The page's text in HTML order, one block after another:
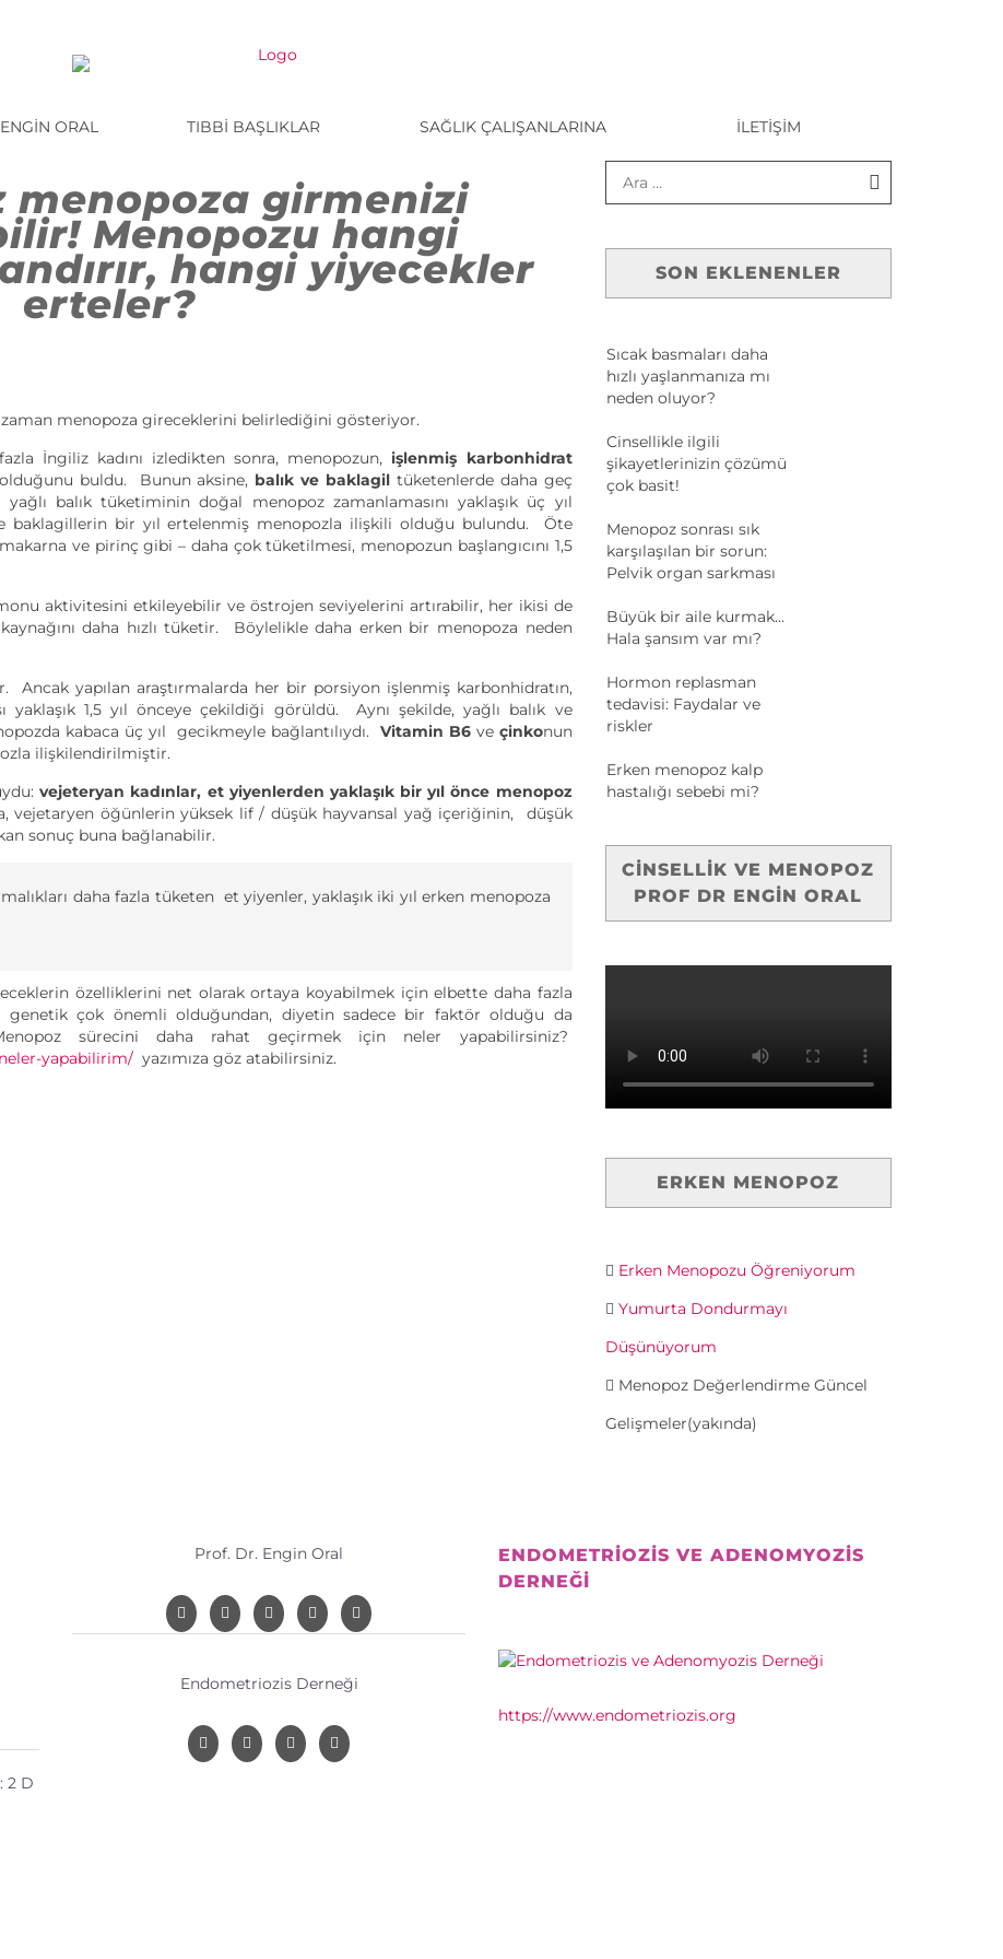
ORAL TIBBI BAŞLIKLAR SAĞLIK ÇALIŞANLARINA İLETIŞIM
menopoza girmenizi
Menopozu hangi
hangi yiyecekler
erteler?
zaman menopoza gireceklerini belirlediğini gösteriyor.
İngiliz kadını izledikten sonra, menopozun, işlenmiş karbonhidrat
buldu. Bunun aksine, balık ve baklagiltüketenlerde daha geç
balık tüketiminin doğal menopoz zamanlamasını yaklaşık üç yıl
baklagillerin bir yıl ertelenmiş menopozla ilişkili olduğu bulundu. Öte
ve pirinç gibi – daha çok tüketilmesi, menopozun başlangıcını 1,5
aktivitesini etkileyebilir ve östrojen seviyelerini artırabilir, her ikisi de
daha hızlı tüketir. Böylelikle daha erken bir menopoza neden
Ancak yapılan araştırmalarda her bir porsiyon işlenmiş karbonhidratın,
1,5 yıl önceye çekildiği görüldü. Aynı şekilde, yağlı balık ve
kabaca üç yıl gecikmeyle bağlantılıydı. Vitamin B6ve çinkonun
ilişkilendirilmiştir.
vejeteryan kadınlar, et yiyenlerden yaklaşık bir yıl önce menopoz
vejetaryen öğünlerin yüksek lif / düşük hayvansal yağ içeriğinin, düşük
sonuç buna bağlanabilir.
daha fazla tüketen et yiyenler, yaklaşık iki yıl erken menopoza
özelliklerini net olarak ortaya koyabilmek için elbette daha fazla
genetik çok önemli olduğundan, diyetin sadece bir faktör olduğu da
sürecini daha rahat geçirmek için neler yapabilirsiniz?
yapabilirim/ yazımıza göz atabilirsiniz.
SON EKLENENLER
Sıcak basmaları daha
hızlı yaşlanmanıza mı
neden oluyor?
Cinsellikle ilgili
şikayetlerinizin çözümü
çok basit!
Menopoz sonrası sık
karşılaşılan bir sorun:
Pelvik organ sarkması
Büyük bir aile kurmak…
Hala şansım var mı?
Hormon replasman
tedavisi: Faydalar ve
riskler
Erken menopoz kalp
hastalığı sebebi mi?
CINSELLIK VE MENOPOZ
PROF DR ENGIN ORAL
ERKEN MENOPOZ
Erken Menopozu Öğreniyorum
Yumurta Dondurmayı
Düşünüyorum
Menopoz Değerlendirme Güncel
Gelişmeler(yakında)
2 D
Prof. Dr. Engin Oral
Endometriozis Derneği
ENDOMETRIOZIS VE ADENOMYOZIS
DERNEĞI
https://www.endometriozis.org